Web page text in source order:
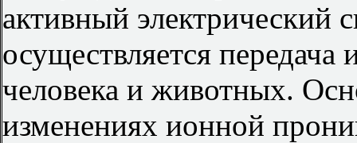
активный электрический
осуществляется
человека и животных.
изменениях ионной